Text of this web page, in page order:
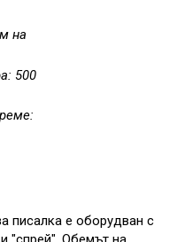
на
500
писалка е оборудван с